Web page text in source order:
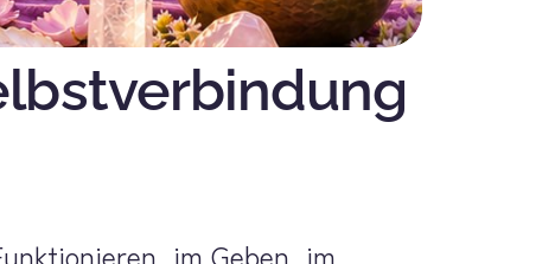
im Geben, im